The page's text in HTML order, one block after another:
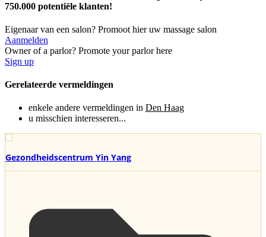
750.000 potentiële klanten!
Eigenaar van een salon? Promoot hier uw massage salon
Aanmelden
Owner of a parlor? Promote your parlor here
Sign up
Gerelateerde vermeldingen
enkele andere vermeldingen in Den Haag
u misschien interesseren...
Gezondheidscentrum Yin Yang